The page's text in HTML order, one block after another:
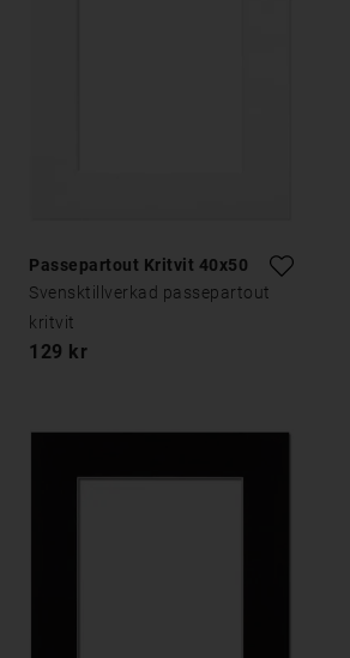
Passepartout Kritvit 40x50
Svensktillverkad passepartout
kritvit
129 kr